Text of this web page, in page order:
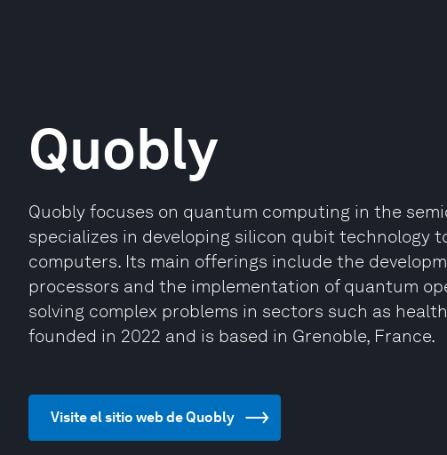
Quobly
Quobly focuses on quantum computing in the
specializes in developing silicon qubit technology
computers. Its main offerings include the
processors and the implementation of quantum
solving complex problems in sectors such as
founded in 2022 and is based in Grenoble, France.
Visite el sitio web de Quobly